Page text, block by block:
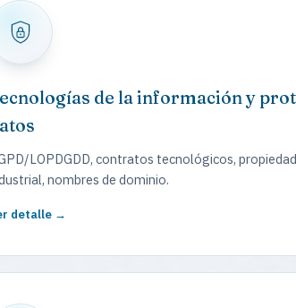
de la información y
LOPDGDD, contratos tecnológicos,
nombres de dominio.
detalle →